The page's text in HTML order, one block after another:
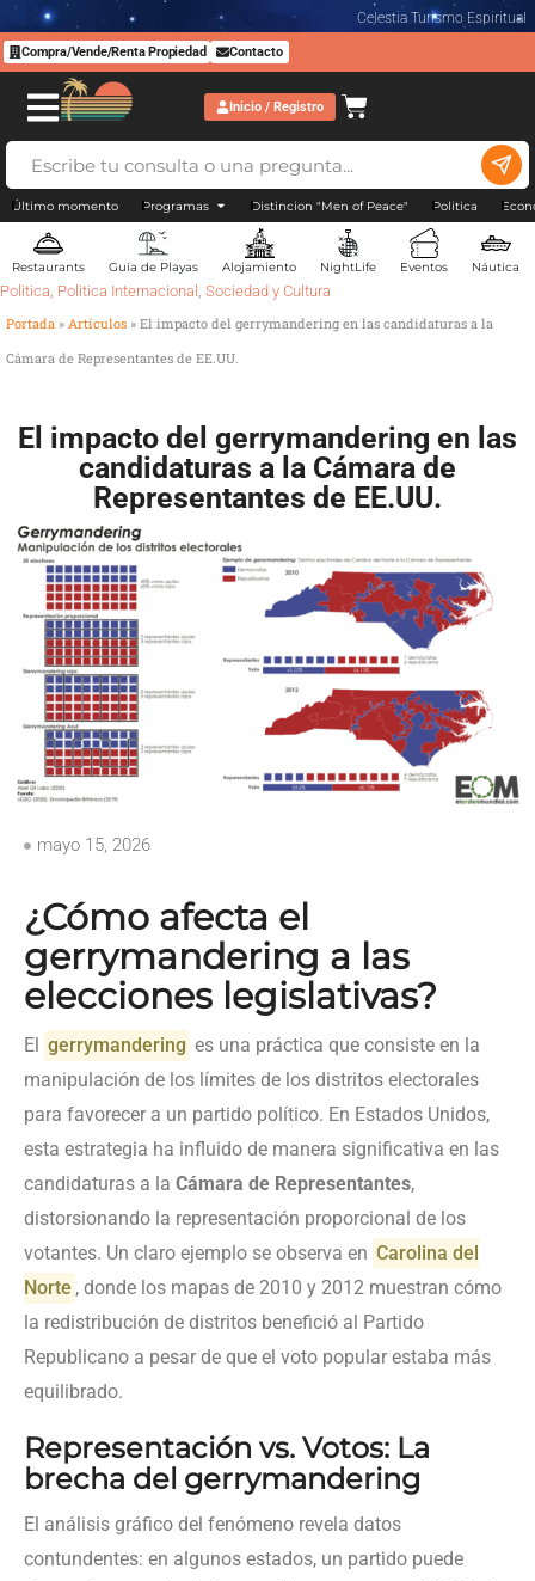
Celestia Turismo Espiritual
Compra/Vende/Renta Propiedad Contacto
Inicio / Registro
Último momento Programas Distincion "Men of Peace" Politica
Restaurants Guía de Playas Alojamiento NightLife Eventos Náutica
Politica, Politica Internacional , Sociedad y Cultura
Portada » Artículos » El impacto del gerrymandering en las candidaturas a la
Cámara de Representantes de EE.UU.
El impacto del gerrymandering en las
candidaturas a la Cámara de
Representantes de EE.UU.
mayo 15, 2026
¿Cómo afecta el
gerrymandering a las
elecciones legislativas?
El gerrymandering es una práctica que consiste en la
manipulación de los límites de los distritos electorales
para favorecer a un partido político. En Estados Unidos,
esta estrategia ha influido de manera significativa en las
candidaturas a la Cámara de Representantes,
distorsionando la representación proporcional de los
votantes. Un claro ejemplo se observa en Carolina del
Norte , donde los mapas de 2010 y 2012 muestran cómo
la redistribución de distritos benefició al Partido
Republicano a pesar de que el voto popular estaba más
equilibrado.
Representación vs. Votos: La
brecha del gerrymandering
El análisis gráfico del fenómeno revela datos
contundentes: en algunos estados, un partido puede